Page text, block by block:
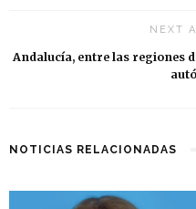
NEXT
Andalucía, entre las regiones
NOTICIAS RELACIONADAS